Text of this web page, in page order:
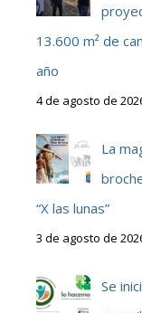
13.600 m² de
año
4 de agosto de
La
“X las lunas”
3 de agosto de
Se